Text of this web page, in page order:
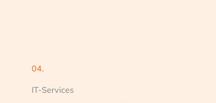
04.
IT-Services